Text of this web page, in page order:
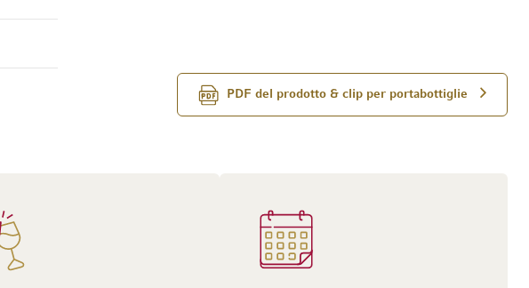
PDF del prodotto & clip per portabottiglie